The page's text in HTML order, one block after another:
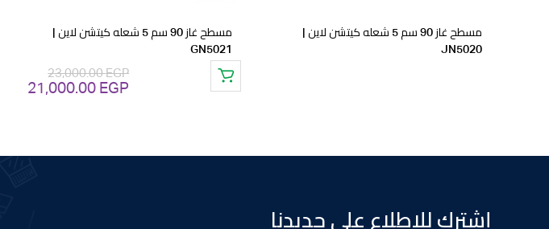
مسطح غاز 90 سم 5 شعله كيتشن لاين |
JN5020
مسطح غاز 90 سم 5 شعله كيتشن لاين |
GN5021
23,000.00EGP
السعر21,000.00 EGP
السعر
إشترك للاطلاع على جديدنا